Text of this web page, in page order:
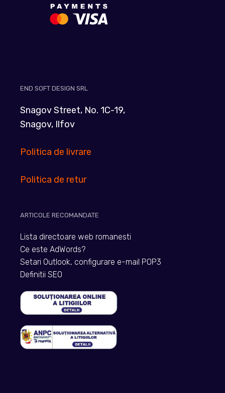
END SOFT DESIGN SRL
Snagov Street, No. 1C-19,
Snagov, Ilfov
Politica de livrare
Politica de retur
ARTICOLE RECOMANDATE
Lista directoare web romanesti
Ce este AdWords?
Setari Outlook, configurare e-mail POP3
Definitii SEO